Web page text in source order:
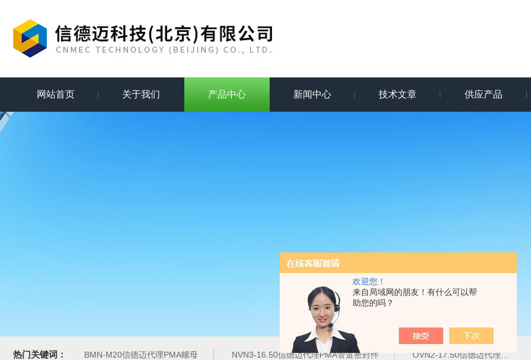
欢迎您！
来自局域网的朋友！有什么可以帮
助您的吗？
网站首页 关于我们 产品中心 新闻中心 技术文章 供应产品
热门关键词： BMN-M20信德迈代理PMA螺母 NVN3-16.50信德迈代理PMA管道密封件 OVN2-17.50信德迈代理PMA导管夹